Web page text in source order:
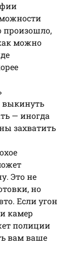
произошло,
можно
выкинуть
— иногда
захватить
Это не
но
Если угон
камер
полиции
вам ваше